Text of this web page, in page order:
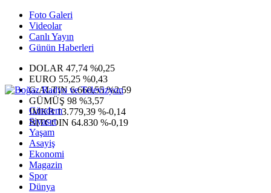
Foto Galeri
Videolar
Canlı Yayın
Günün Haberleri
DOLAR 47,74 %0,25
EURO 55,25 %0,43
G.ALTIN6.660,55 %2,59
GÜMÜŞ 98 %3,57
IMKB13.779,39 %-0,14
BITCOIN 64.830 %-0,19
Gündem
Siyaset
Yaşam
Asayiş
Ekonomi
Magazin
Spor
Dünya